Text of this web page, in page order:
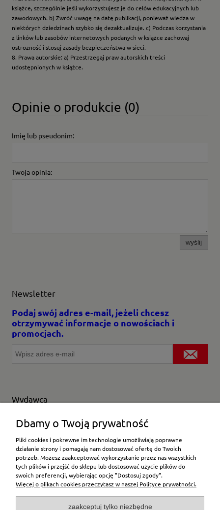
książce, szczególnie jeśli wykorzystujesz je do celów edukacyjnych lub
zawodowych. b) Zwróć uwagę na datę publikacji, ponieważ wiedza w
niektórych dziedzinach szybko się dezaktualizuje. c) Podczas korzystania
z linków lub zasobów internetowych podanych w książce zachowaj
ostrożność i stosuj zasady bezpieczeństwa w sieci.
8. Prawa autorskie: a) Przestrzegaj praw autorskich treści
udostępnionych w książce.
Opinie o produkcie (0)
Imię lub pseudonim:
Twoja opinia:
wyślij
Newsletter
Podaj swój adres e-mail, jeżeli chcesz
otrzymywać informacje o nowościach i
promocjach.
Wydawca
Wybierz producenta
Moje konto
Płatności i dostawa
Dbamy o Twoją prywatność
Pliki cookies i pokrewne im technologie umożliwiają poprawne
działanie strony i pomagają nam dostosować ofertę do Twoich
potrzeb. Możesz zaakceptować wykorzystanie przez nas wszystkich
tych plików i przejść do sklepu lub dostosować użycie plików do
swoich preferencji, wybierając opcję "Dostosuj zgody".
Więcej o plikach cookies przeczytasz w naszej Polityce prywatności.
zaakceptuj tylko niezbędne